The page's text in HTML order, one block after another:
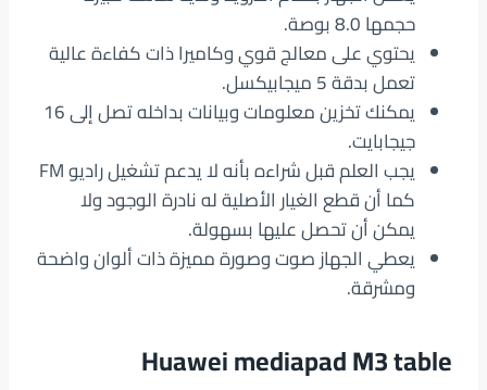
حجمها 8.0 بوصة.
يحتوي على معالج قوي وكاميرا ذات كفاءة عالية
تعمل بدقة 5 ميجابيكسل.
يمكنك تخزين معلومات وبيانات بداخله تصل إلى 16
جيجابايت.
يجب العلم قبل شراءه بأنه لا يدعم تشغيل راديو FM
كما أن قطع الغيار الأصلية له نادرة الوجود ولا
يمكن أن تحصل عليها بسهولة.
يعطي الجهاز صوت وصورة مميزة ذات ألوان واضحة
ومشرقة.
Huawei mediapad M3 table